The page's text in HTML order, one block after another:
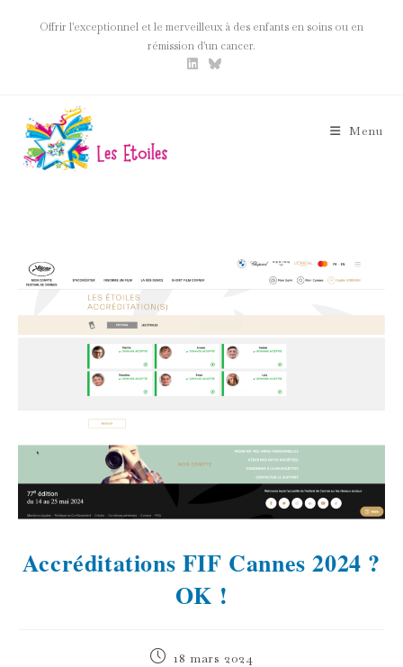
Offrir l'exceptionnel et le merveilleux à des enfants en soins ou en
rémission d'un cancer.
Menu
Accréditations FIF Cannes 2024 ?
OK !
Publication
18 mars 2024